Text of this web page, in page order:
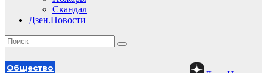
Скандал
Дзен.Новости
Общество